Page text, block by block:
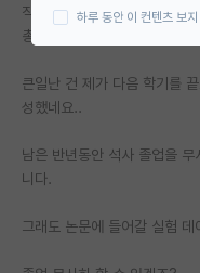
연구실(PI) 홍보 게시
석박사 채용 정보 게
취업 게시판
임용 후기 게시판
직업상 앉아서 일만하다 보니
총 두 번 수술하고 회복 중입니
큰일난 건 제가 다음 학기를
성했네요..
남은 반년동안 석사 졸업을
니다.
그래도 논문에 들어갈 실험
하루 동안 이 컨텐츠 보지